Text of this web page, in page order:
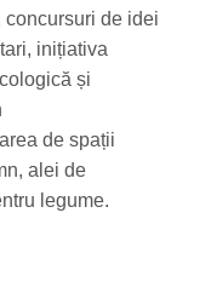
de idei
inițiativa
și
de spații
alei de
legume.